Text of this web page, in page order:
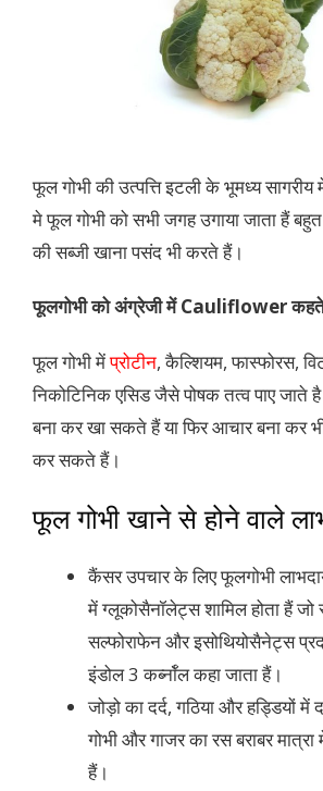
फूल गोभी की उत्पत्ति इटली के भूमध्य सागरीय
मे फूल गोभी को सभी जगह उगाया जाता हैं
की सब्जी खाना पसंद भी करते हैं।
फूलगोभी को अंग्रेजी में Cauliflower
फूल गोभी मेंप्रोटीन, कैल्शियम, फास्फोरस,
निकोटिनिक एसिड जैसे पोषक तत्व पाए जाते
बना कर खा सकते हैं या फिर आचार बना कर
कर सकते हैं।
फूल गोभी खाने से होने वाले
कैंसर उपचार के लिए फूलगोभी
में ग्लूकोसैनॉलेट्स शामिल होता हैं
सल्फोराफेन और इसोथियोसैनेट्स
इंडोल 3 कर्ब्नॉल कहा जाता हैं।
जोड़ो का दर्द, गठिया और हड्डियों में
गोभी और गाजर का रस बराबर मात्रा
हैं।